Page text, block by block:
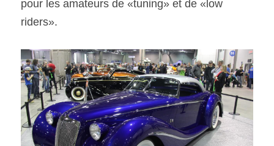
pour les amateurs de «tuning» et de «low
riders».